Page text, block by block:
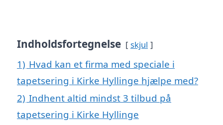
Indholdsfortegnelse skjul
1) Hvad kan et firma med speciale i
tapetsering i Kirke Hyllinge hjælpe med?
2) Indhent altid mindst 3 tilbud på
tapetsering i Kirke Hyllinge